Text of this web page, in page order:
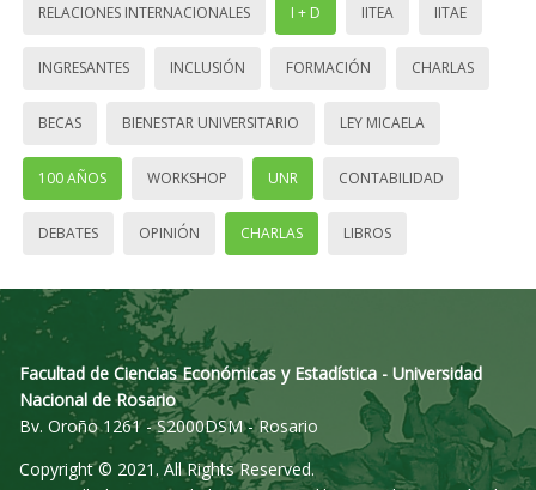
RELACIONES INTERNACIONALES I + D IITEA IITAE
INGRESANTES INCLUSIÓN FORMACIÓN CHARLAS
BECAS BIENESTAR UNIVERSITARIO LEY MICAELA
100 AÑOS WORKSHOP UNR CONTABILIDAD
DEBATES OPINIÓN CHARLAS LIBROS
Facultad de Ciencias Económicas y Estadística - Universidad
Nacional de Rosario
Bv. Oroño 1261 - S2000DSM - Rosario
Copyright © 2021. All Rights Reserved.